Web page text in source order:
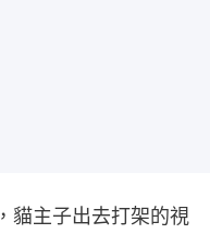
貓主子出去打架的視